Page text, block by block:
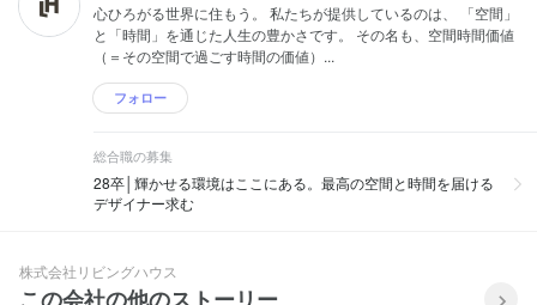
心ひろがる世界に住もう。 私たちが提供しているのは、 「空間」
と「時間」を通じた人生の豊かさです。 その名も、空間時間価値
（＝その空間で過ごす時間の価値）...
フォロー
総合職の募集
28卒│輝かせる環境はここにある。最高の空間と時間を届ける
デザイナー求む
株式会社リビングハウス
この会社の他のストーリー